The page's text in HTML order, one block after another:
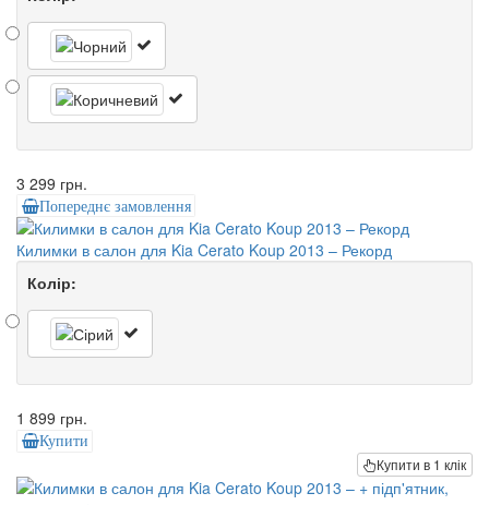
3 299 грн.
Попереднє замовлення
Килимки в салон для Kia Cerato Koup 2013 – Рекорд
Колір:
1 899 грн.
Купити
Купити в 1 клік